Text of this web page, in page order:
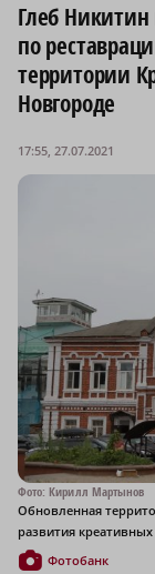
Глеб Никитин
по
территории
Новгороде
17:55, 27.07.2021
Фото: Кирилл Мартынов
Обновленная
развития
Фотобанк